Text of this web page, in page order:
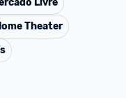
Livre
Theater